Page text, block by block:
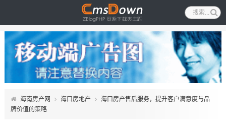
海南房产网 海口房地产
海口房产售后服务，提升客户满意度与品
牌价值的策略